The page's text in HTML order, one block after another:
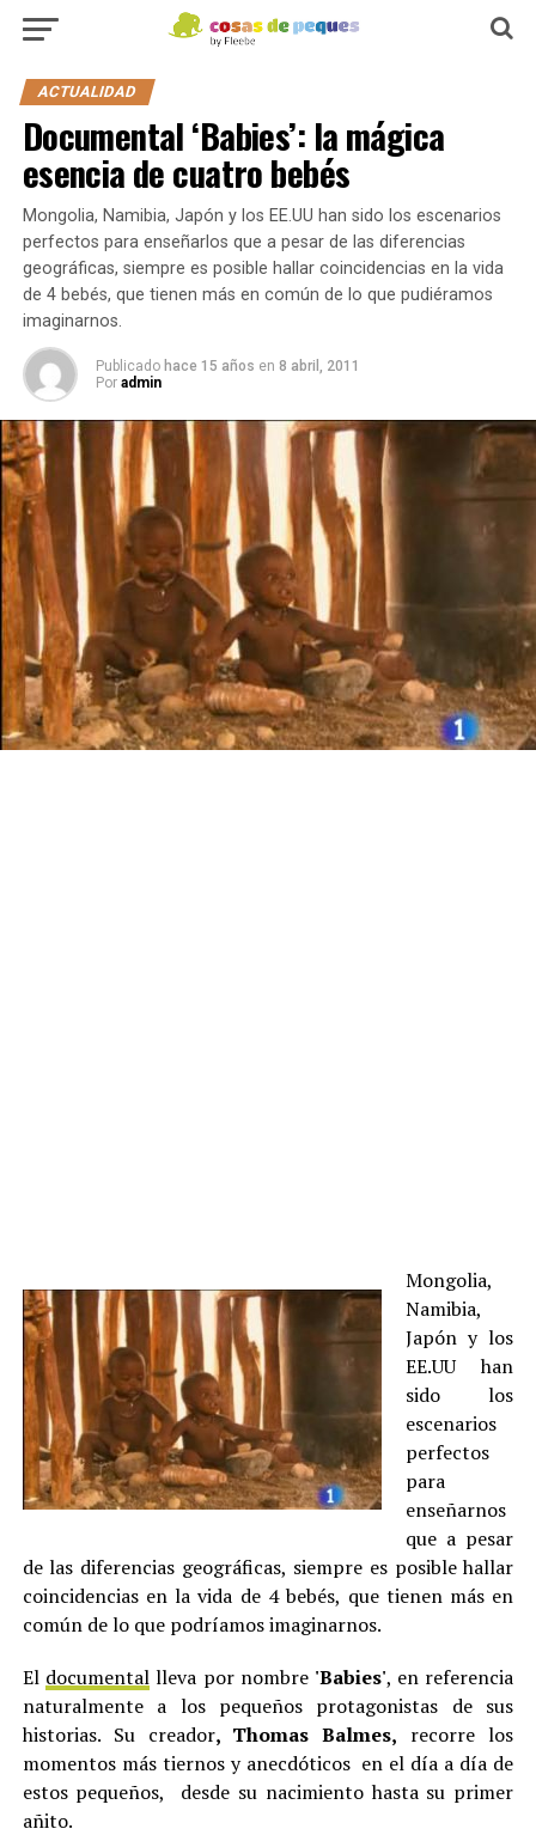
ACTUALIDAD
Documental ‘Babies’: la mágica
esencia de cuatro bebés
Mongolia, Namibia, Japón y los EE.UU han sido los escenarios
perfectos para enseñarlos que a pesar de las diferencias
geográficas, siempre es posible hallar coincidencias en la vida
de 4 bebés, que tienen más en común de lo que pudiéramos
imaginarnos.
Publicado hace 15 años en 8 abril, 2011
Por admin
Mongolia,
Namibia,
Japón y los
EE.UU han
sido los
escenarios
perfectos
para
enseñarnos
que a pesar
de las diferencias geográficas, siempre es posible hallar
coincidencias en la vida de 4 bebés, que tienen más en
común de lo que podríamos imaginarnos.
El documental lleva por nombre 'Babies', en referencia
naturalmente a los pequeños protagonistas de sus
historias. Su creador, Thomas Balmes, recorre los
momentos más tiernos y anecdóticos en el día a día de
estos pequeños, desde su nacimiento hasta su primer
añito.